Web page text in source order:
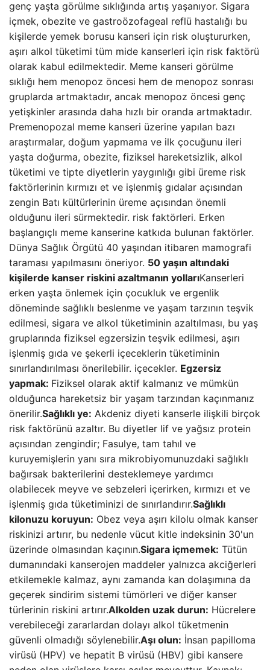
genç yaşta görülme sıklığında artış yaşanıyor. Sigara
içmek, obezite ve gastroözofageal reflü hastalığı bu
kişilerde yemek borusu kanseri için risk oluştururken,
aşırı alkol tüketimi tüm mide kanserleri için risk faktörü
olarak kabul edilmektedir. Meme kanseri görülme
sıklığı hem menopoz öncesi hem de menopoz sonrası
gruplarda artmaktadır, ancak menopoz öncesi genç
yetişkinler arasında daha hızlı bir oranda artmaktadır.
Premenopozal meme kanseri üzerine yapılan bazı
araştırmalar, doğum yapmama ve ilk çocuğunu ileri
yaşta doğurma, obezite, fiziksel hareketsizlik, alkol
tüketimi ve tipte diyetlerin yaygınlığı gibi üreme risk
faktörlerinin kırmızı et ve işlenmiş gıdalar açısından
zengin Batı kültürlerinin üreme açısından önemli
olduğunu ileri sürmektedir. risk faktörleri. Erken
başlangıçlı meme kanserine katkıda bulunan faktörler.
Dünya Sağlık Örgütü 40 yaşından itibaren mamografi
taraması yapılmasını öneriyor. 50 yaşın altındaki
kişilerde kanser riskini azaltmanın yollarıKanserleri
erken yaşta önlemek için çocukluk ve ergenlik
döneminde sağlıklı beslenme ve yaşam tarzının teşvik
edilmesi, sigara ve alkol tüketiminin azaltılması, bu yaş
gruplarında fiziksel egzersizin teşvik edilmesi, aşırı
işlenmiş gıda ve şekerli içeceklerin tüketiminin
sınırlandırılması önerilebilir. içecekler. Egzersiz
yapmak: Fiziksel olarak aktif kalmanız ve mümkün
olduğunca hareketsiz bir yaşam tarzından kaçınmanız
önerilir.Sağlıklı ye: Akdeniz diyeti kanserle ilişkili birçok
risk faktörünü azaltır. Bu diyetler lif ve yağsız protein
açısından zengindir; Fasulye, tam tahıl ve
kuruyemişlerin yanı sıra mikrobiyomunuzdaki sağlıklı
bağırsak bakterilerini desteklemeye yardımcı
olabilecek meyve ve sebzeleri içerirken, kırmızı et ve
işlenmiş gıda tüketiminizi de sınırlandırır.Sağlıklı
kilonuzu koruyun: Obez veya aşırı kilolu olmak kanser
riskinizi artırır, bu nedenle vücut kitle indeksinin 30'un
üzerinde olmasından kaçının.Sigara içmemek: Tütün
dumanındaki kanserojen maddeler yalnızca akciğerleri
etkilemekle kalmaz, aynı zamanda kan dolaşımına da
geçerek sindirim sistemi tümörleri ve diğer kanser
türlerinin riskini artırır.Alkolden uzak durun: Hücrelere
verebileceği zararlardan dolayı alkol tüketmenin
güvenli olmadığı söylenebilir.Aşı olun: İnsan papilloma
virüsü (HPV) ve hepatit B virüsü (HBV) gibi kansere